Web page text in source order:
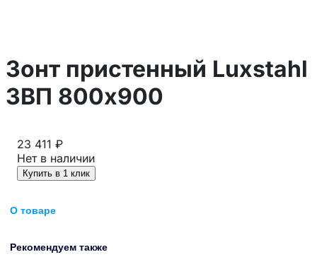
Зонт пристенный Luxstahl
ЗВП 800х900
23 411 ₽
Нет в наличии
Купить в 1 клик
О товаре
Рекомендуем также